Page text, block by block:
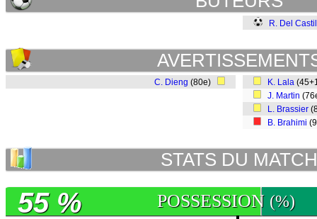
R. Del
C. Dieng (80e) K. Lala
J. Martin
L. Brassier
B. Brahimi
STATS DU MATCH
POSSESSION (%)
55 %